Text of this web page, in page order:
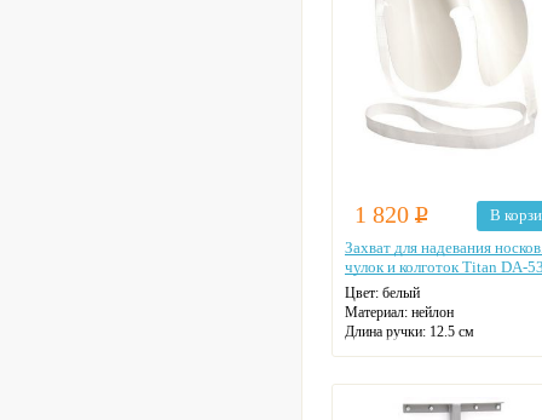
1 820 Р
В
Захват для надевания
чулок и колготок Titan DA-
Цвет: белый
Материал: нейлон
Длина ручки: 12.5 см